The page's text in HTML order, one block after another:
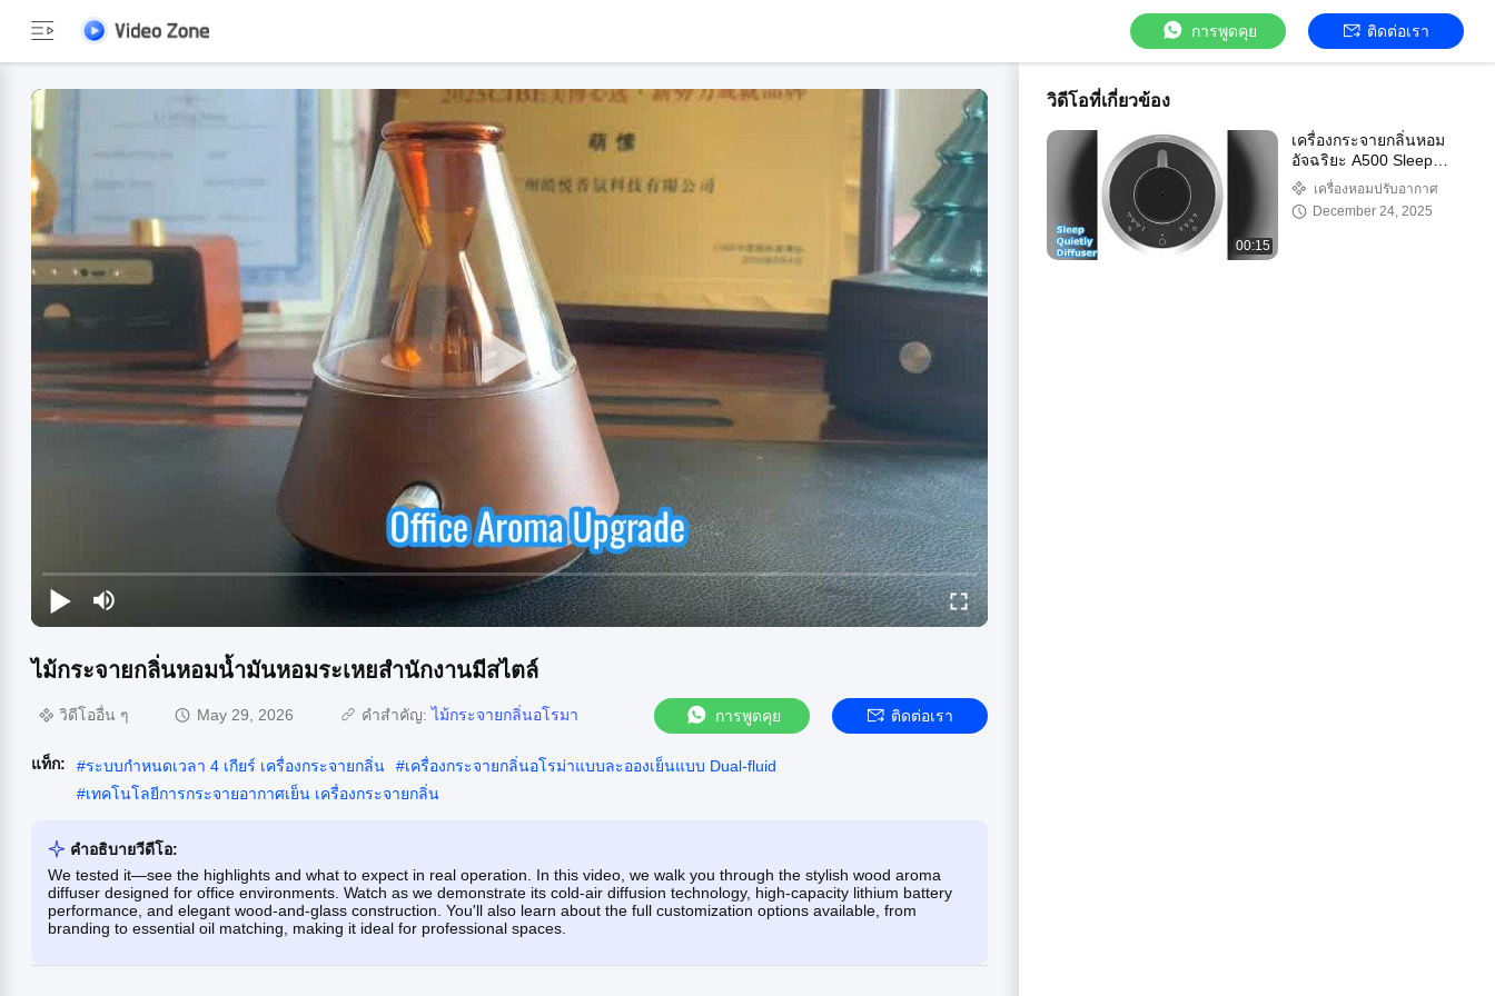
การพูดคุย ติดต่อเรา
ไม้กระจายกลิ่นหอมน้ำมันหอมระเหยสำนักงานมีสไตล์
วิดีโออื่น ๆ May 29, 2026 คำสำคัญ:ไม้กระจายกลิ่นอโรมา การพูดคุย ติดต่อเรา
แท็ก: #ระบบกําหนดเวลา 4 เกียร์ เครื่องกระจายกลิ่น #เครื่องกระจายกลิ่นอโรม่าแบบละอองเย็นแบบ Dual-fluid
#เทคโนโลยีการกระจายอากาศเย็น เครื่องกระจายกลิ่น
คําอธิบายวีดีโอ:
We tested it—see the highlights and what to expect in real operation. In this video, we walk you through the stylish wood aroma
diffuser designed for office environments. Watch as we demonstrate its cold-air diffusion technology, high-capacity lithium battery
performance, and elegant wood-and-glass construction. You'll also learn about the full customization options available, from
branding to essential oil matching, making it ideal for professional spaces.
วิดีโอที่เกี่ยวข้อง
00:15
เครื่องกระจายกลิ่นหอม
อัจฉริยะ A500 Sleep
Quietเครื่องหอมปรับอากาศ
December 24, 2025